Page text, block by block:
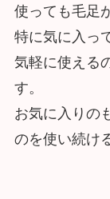
使っても毛足
特に気に入っ
気軽に使える
す。
お気に入りの
のを使い続け